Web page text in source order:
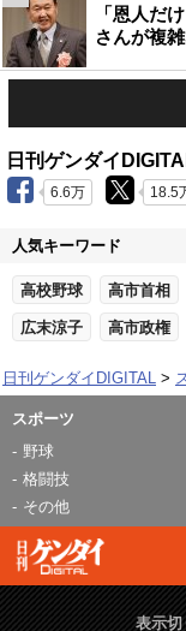
「恩人だ
さんが複
日刊ゲンダイ
6.6万 18.5
人気キーワード
高校野球 高市首相
広末涼子 高市政権
日刊ゲンダイDIGITAL
スポーツ
野球
格闘技
その他
表示切